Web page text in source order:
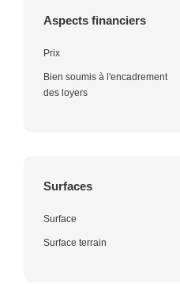
Aspects financiers
Prix
Bien soumis à l'encadrement
des loyers
Surfaces
Surface
Surface terrain